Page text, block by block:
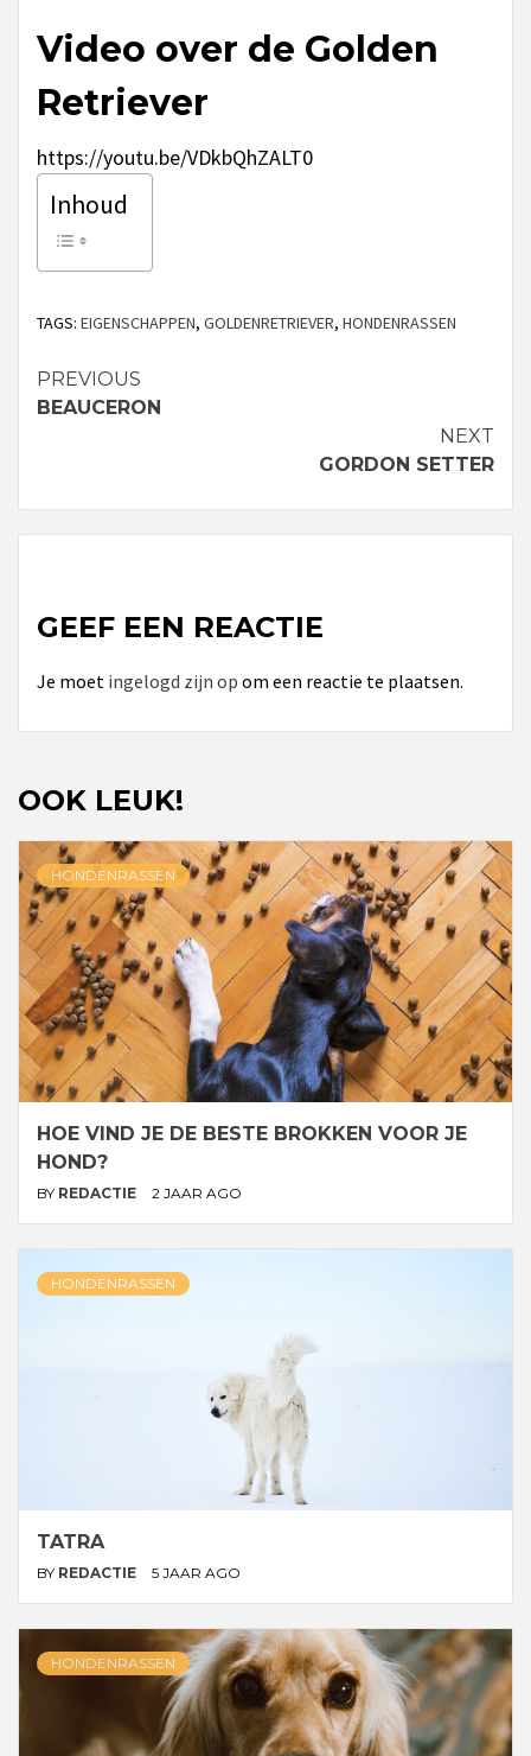
Video over de Golden
Retriever
https://youtu.be/VDkbQhZALT0
Inhoud
TAGS: EIGENSCHAPPEN, GOLDENRETRIEVER, HONDENRASSEN
Continue
PREVIOUS
BEAUCERON
NEXT
GORDON SETTER
GEEF EEN REACTIE
Je moet ingelogd zijn op om een reactie te plaatsen.
OOK LEUK!
HONDENRASSEN
HOE VIND JE DE BESTE BROKKEN VOOR JE
HOND?
BY REDACTIE 2 JAAR AGO
HONDENRASSEN
TATRA
BY REDACTIE 5 JAAR AGO
HONDENRASSEN